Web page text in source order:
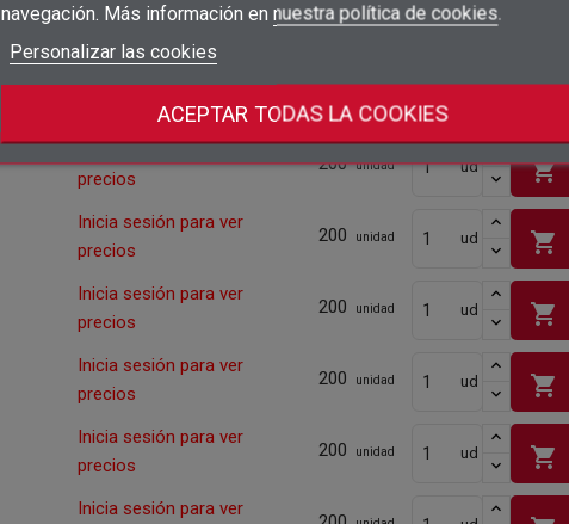
add_circle_outline
Crear lista de deseos
navegación. Más información en nuestra política de cookies.
Personalizar las cookies
ACEPTAR TODAS LA COOKIES
Cantidad mínima
Inicia sesión para ver
200 unidad
Cantidad mínima
Inicia sesión para ver
precios
200 unidad ud shopping_cart
Inicia sesión para ver
precios
200 unidad ud shopping_cart
Inicia sesión para ver
precios
200 unidad ud shopping_cart
Inicia sesión para ver
precios
200 unidad ud shopping_cart
Inicia sesión para ver
precios
200 unidad ud shopping_cart
Inicia sesión para ver